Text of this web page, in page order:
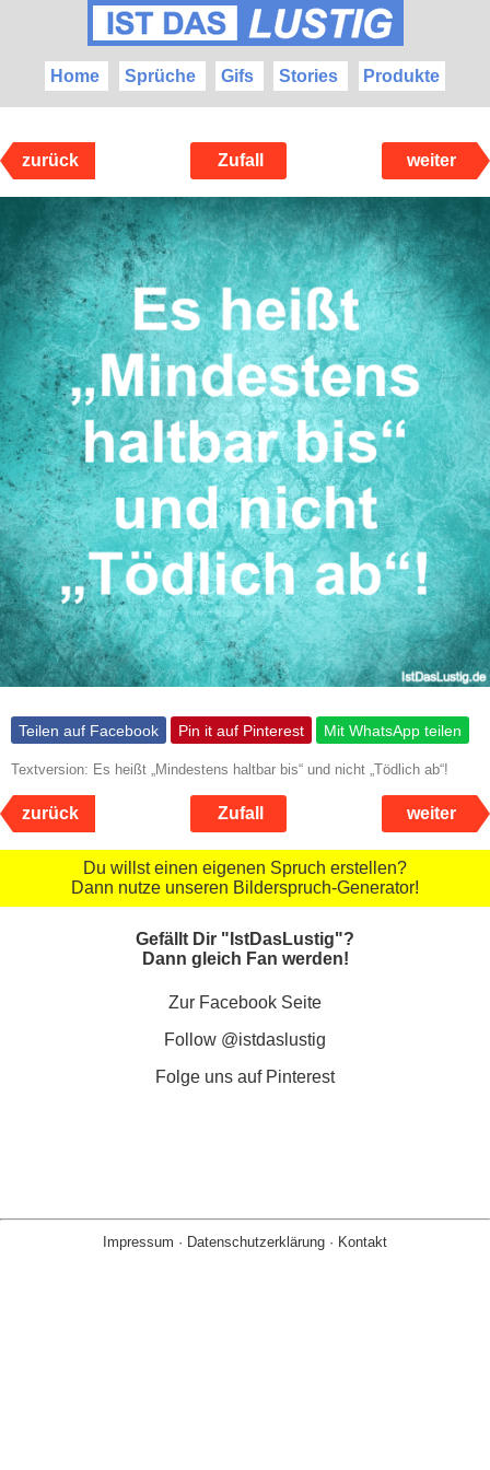
Home Sprüche Gifs Stories Produkte
zurück Zufall weiter
Teilen auf Facebook Pin it auf Pinterest Mit WhatsApp teilen
Textversion: Es heißt „Mindestens haltbar bis“ und nicht „Tödlich ab“!
zurück Zufall weiter
Du willst einen eigenen Spruch erstellen?
Dann nutze unseren Bilderspruch-Generator!
Gefällt Dir "IstDasLustig"?
Dann gleich Fan werden!
Zur Facebook Seite
Follow @istdaslustig
Folge uns auf Pinterest
Impressum · Datenschutzerklärung · Kontakt